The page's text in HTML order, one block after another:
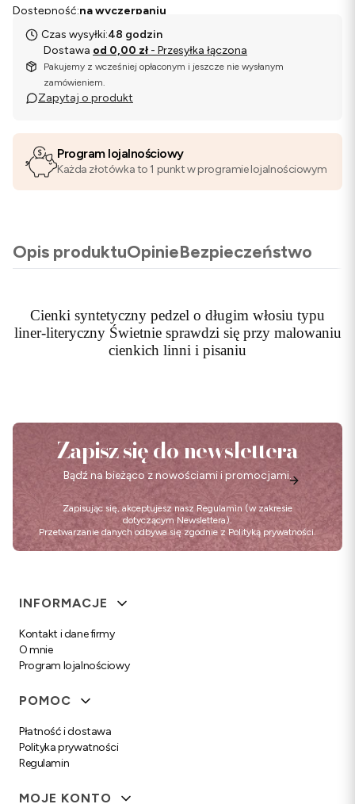
Dostępność:na wyczerpaniu
Czas wysyłki:48 godzin
Dostawa od 0,00 zł - Przesyłka łączona
Pakujemy z wcześniej opłaconym i jeszcze nie wysłanym
zamówieniem.
Zapytaj o produkt
Program lojalnościowy
Każda złotówka to 1 punkt w programie lojalnościowym
Opis produktuOpinieBezpieczeństwo
Cienki syntetyczny pedzel o długim włosiu typu
liner-literyczny Świetnie sprawdzi się przy malowaniu
cienkich linni i pisaniu
Zapisz się do newslettera
Bądź na bieżąco z nowościami i promocjami.
Zapisując się, akceptujesz nasz Regulamin (w zakresie
dotyczącym Newslettera).
Przetwarzanie danych odbywa się zgodnie z Polityką prywatności.
Linki w stopce
INFORMACJE
Kontakt i dane firmy
O mnie
Program lojalnościowy
POMOC
Płatność i dostawa
Polityka prywatności
Regulamin
MOJE KONTO